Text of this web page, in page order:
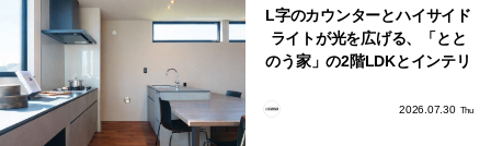
L字のカウンターとハイサイド
ライトが光を広げる、「とと
のう家」の2階LDKとインテリ
2026.07.30 Thu